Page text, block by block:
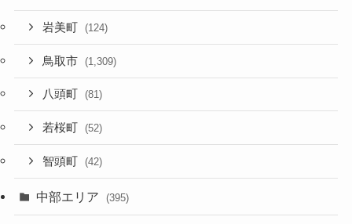
岩美町 (124)
鳥取市 (1,309)
八頭町 (81)
若桜町 (52)
智頭町 (42)
中部エリア (395)